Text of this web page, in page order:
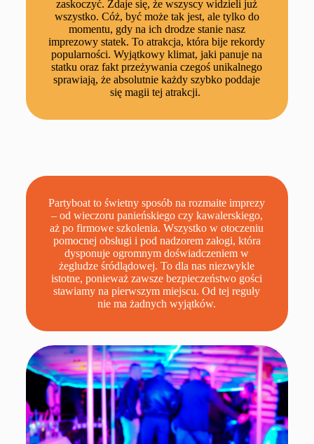
zaskoczyć. Zdaje się, że wszyscy widzieli już
wszystko. Cóż, być może tak jest, ale tylko do
momentu, gdy na ich drodze stanie nasz
imprezowy statek. To atrakcja, która bije rekordy
popularności. Wyjątkowy klimat, jaki panuje na
statku oraz fakt przeżywania czegoś unikalnego
sprawiają, że absolutnie każdy szybko poddaje
się magii tej atrakcji.
Partyboat to świetny sposób na rozmaite imprezy
– od wieczoru panieńskiego czy kawalerskiego,
aż po firmowe szkolenia. Wszystko w otoczeniu
pomocnej obsługi i pod nadzorem załogi, która
dysponuje ogromnym doświadczeniem w
żegludze śródlądowej. To dla nas niezwykle
istotne, ponieważ zawsze bezpieczeństwo gości
stawiamy na pierwszym miejscu. Od tej reguły
nie ma żadnych wyjątków.